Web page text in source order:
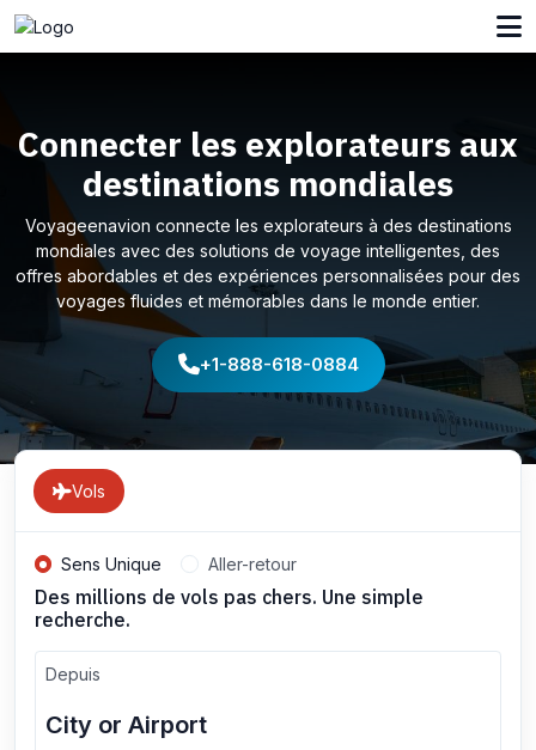
Connecter les explorateurs aux
destinations mondiales
Voyageenavion connecte les explorateurs à des destinations
mondiales avec des solutions de voyage intelligentes, des
offres abordables et des expériences personnalisées pour des
voyages fluides et mémorables dans le monde entier.
+1-888-618-0884
Vols
Sens Unique Aller-retour
Des millions de vols pas chers. Une simple
recherche.
Depuis